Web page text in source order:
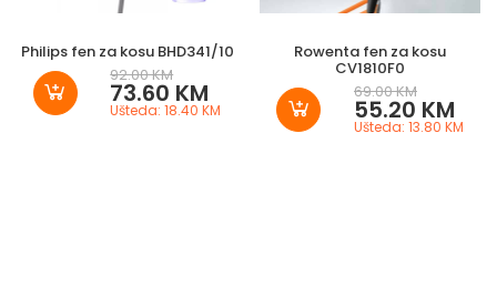
Philips fen za kosu BHD341/10
92.00 KM
73.60 KM
Ušteda: 18.40 KM
Rowenta fen za kosu
CV1810F0
69.00 KM
55.20 KM
Ušteda: 13.80 KM